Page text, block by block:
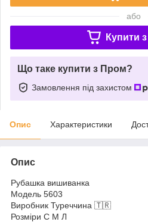
або
Купити з
Що таке купити з Пром?
Замовлення під захистом
Опис Характеристики
Опис
Рубашка вишиванка
Модель 5603
Виробник Туреччина 🇹🇷
Розміри С М Л